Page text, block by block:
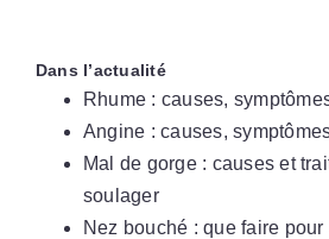
Dans l’actualité
Rhume : causes,
Angine : causes,
Mal de gorge : causes et
soulager
Nez bouché : que faire